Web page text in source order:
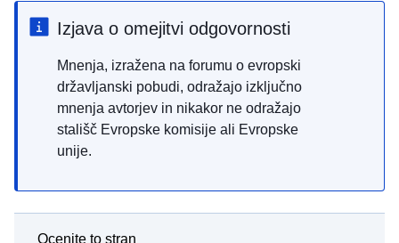
Izjava o omejitvi odgovornosti
Mnenja, izražena na forumu o evropski
državljanski pobudi, odražajo izključno
mnenja avtorjev in nikakor ne odražajo
stališč Evropske komisije ali Evropske
unije.
Ocenite to stran